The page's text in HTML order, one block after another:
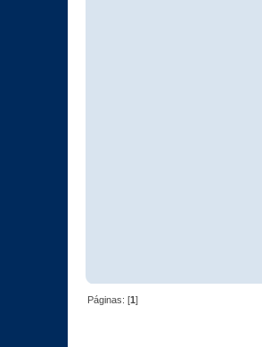
Páginas: [1]